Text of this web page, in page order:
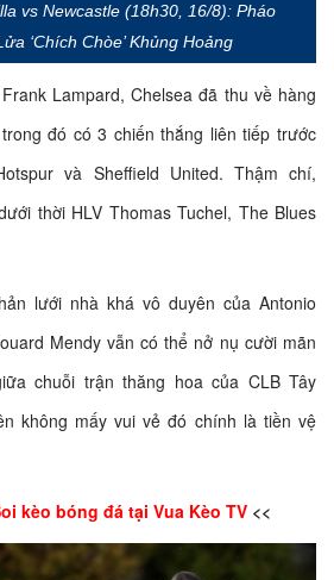
vs Newcastle (18h30, 16/8): Pháo
‘Chích Chòe’ Khủng Hoảng
Lampard, Chelsea đã thu về hàng
đó có 3 chiến thắng liên tiếp trước
và Sheffield United. Thậm chí,
thời HLV Thomas Tuchel, The Blues
lưới nhà khá vô duyên của Antonio
Mendy vẫn có thể nở nụ cười mãn
chuỗi trận thăng hoa của CLB Tây
không mấy vui vẻ đó chính là tiền vệ
kèo bóng đá tại Vua Kèo TV <<